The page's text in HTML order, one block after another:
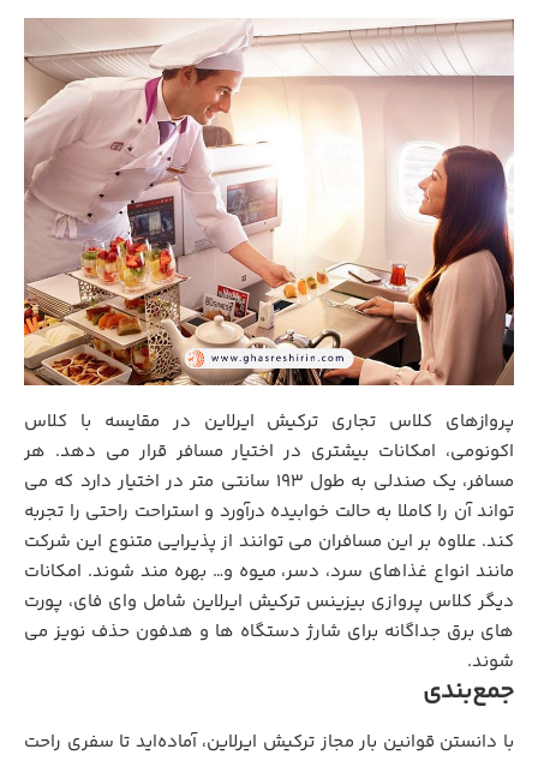
پروازهای کلاس تجاری ترکیش ایرلاین در مقایسه با کلاس
اکونومی، امکانات بیشتری در اختیار مسافر قرار می دهد. هر
مسافر، یک صندلی به طول 193 سانتی متر در اختیار دارد که می
تواند آن را کاملا به حالت خوابیده درآورد و استراحت راحتی را تجربه
کند. علاوه بر این مسافران می توانند از پذیرایی متنوع این شرکت
مانند انواع غذاهای سرد، دسر، میوه و… بهره مند شوند. امکانات
دیگر کلاس پروازی بیزینس ترکیش ایرلاین شامل وای فای، پورت
های برق جداگانه برای شارژ دستگاه ها و هدفون حذف نویز می
شوند.
جمع‌بندی
با دانستن قوانین بار مجاز ترکیش ایرلاین، آماده‌اید تا سفری راحت